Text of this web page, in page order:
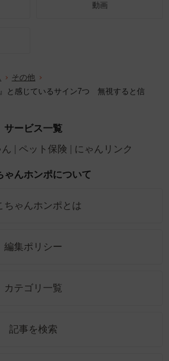
動画
その他
と感じているサイン7つ 無視すると信
サービス一覧
ペット保険 にゃんリンク
ゃんホンポについて
ちゃんホンポとは
編集ポリシー
カテゴリ一覧
記事を検索